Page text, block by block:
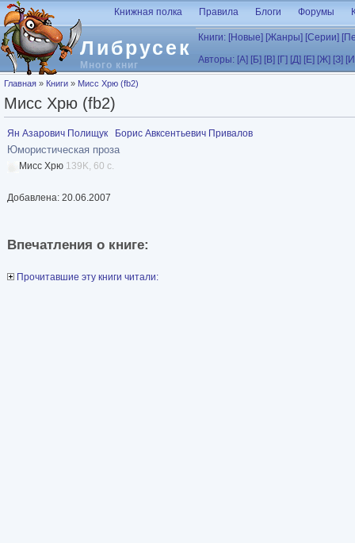
Перейти к основному содержанию
Либрусек
Много книг
Книжная полка Правила Блоги Форумы
Книги: [Новые] [Жанры] [Серии]
Авторы: [А] [Б] [В] [Г] [Д] [Е] [Ж] [З]
Вы здесь
Главная » Книги » Мисс Хрю (fb2)
Мисс Хрю (fb2)
Ян Азарович Полищук Борис Авксентьевич Привалов
Юмористическая проза
Мисс Хрю 139K, 60 с.
Добавлена: 20.06.2007
Впечатления о книге:
Прочитавшие эту книги читали: